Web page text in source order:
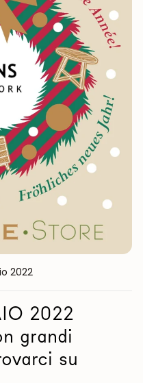
Mobili
2022
2022
grandi
su